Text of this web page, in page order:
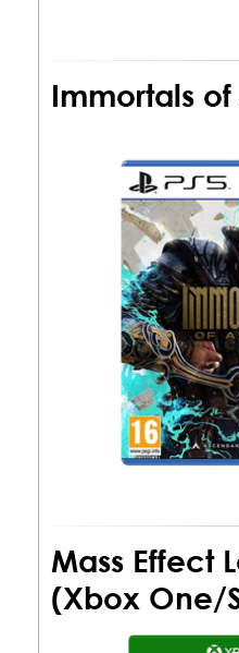
Immortals
Mass Effect
(Xbox One/